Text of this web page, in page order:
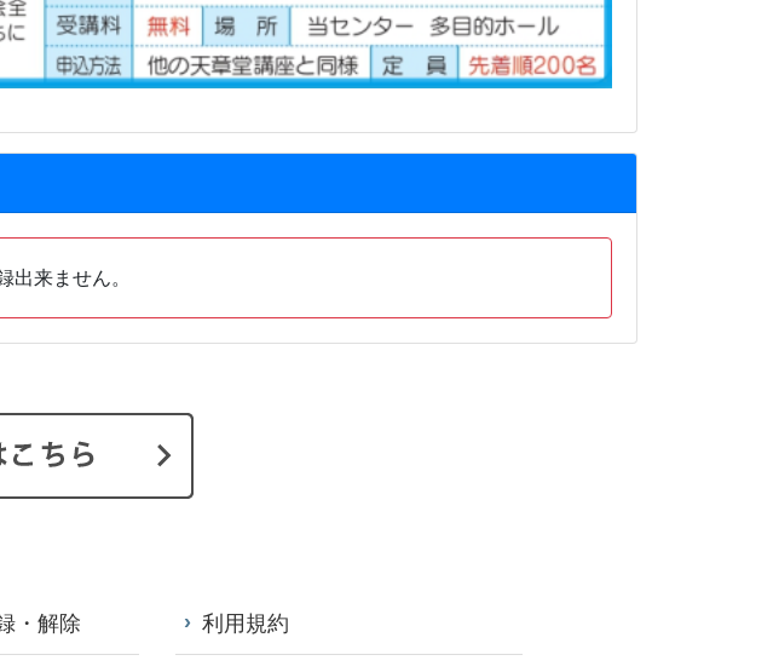
出来ません。
・解除 利用規約